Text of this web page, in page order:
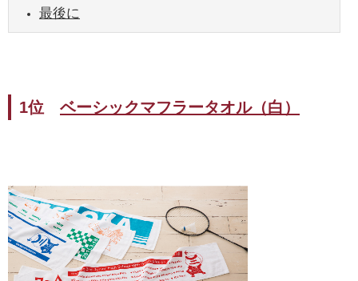
最後に
1位 ベーシックマフラータオル（白）